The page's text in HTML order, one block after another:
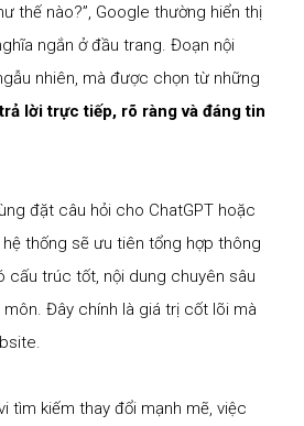
thế nào?”, Google thường hiển thị
ngắn ở đầu trang. Đoạn nội
nhiên, mà được chọn từ những
trả lời trực tiếp, rõ ràng và đáng tin
đặt câu hỏi cho ChatGPT hoặc
thống sẽ ưu tiên tổng hợp thông
cấu trúc tốt, nội dung chuyên sâu
Đây chính là giá trị cốt lõi mà
tìm kiếm thay đổi mạnh mẽ, việc